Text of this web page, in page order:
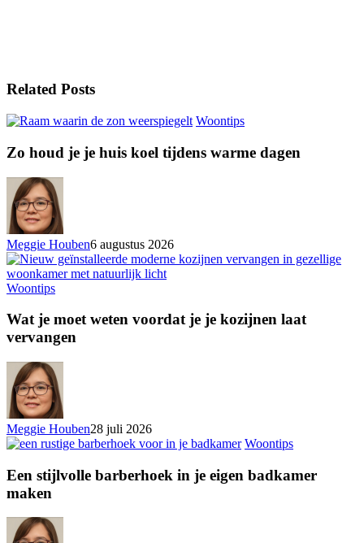
Related Posts
Woontips
Zo houd je je huis koel tijdens warme dagen
Meggie Houben6 augustus 2026
Woontips
Wat je moet weten voordat je je kozijnen laat
vervangen
Meggie Houben28 juli 2026
Woontips
Een stijlvolle barberhoek in je eigen badkamer
maken